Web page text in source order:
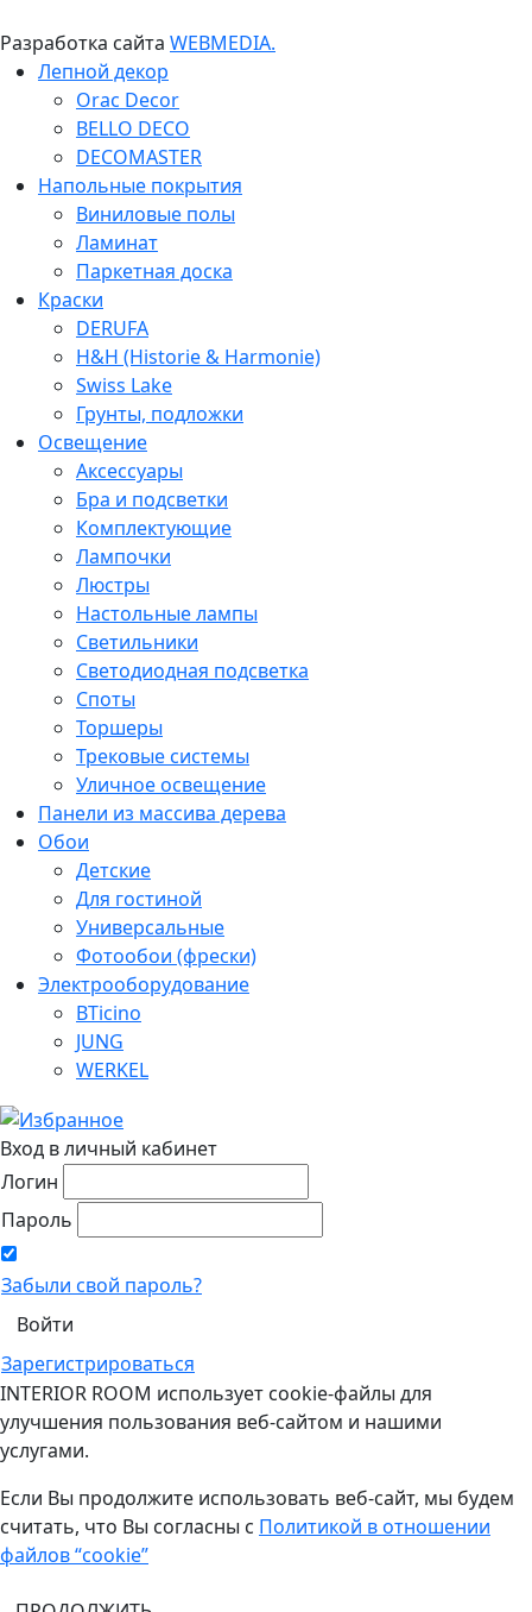
Разработка сайта WEBMEDIA.
Лепной декор
Orac Decor
BELLO DECO
DECOMASTER
Напольные покрытия
Виниловые полы
Ламинат
Паркетная доска
Краски
DERUFA
H&H (Historie & Harmonie)
Swiss Lake
Грунты, подложки
Освещение
Аксессуары
Бра и подсветки
Комплектующие
Лампочки
Люстры
Настольные лампы
Светильники
Светодиодная подсветка
Споты
Торшеры
Трековые системы
Уличное освещение
Панели из массива дерева
Обои
Детские
Для гостиной
Универсальные
Фотообои (фрески)
Электрооборудование
BTicino
JUNG
WERKEL
Вход в личный кабинет
Логин
Пароль
Забыли свой пароль?
Зарегистрироваться
INTERIOR ROOM использует cookie-файлы для
улучшения пользования веб-сайтом и нашими
услугами.
Если Вы продолжите использовать веб-сайт, мы будем
считать, что Вы согласны с Политикой в отношении
файлов “cookie”